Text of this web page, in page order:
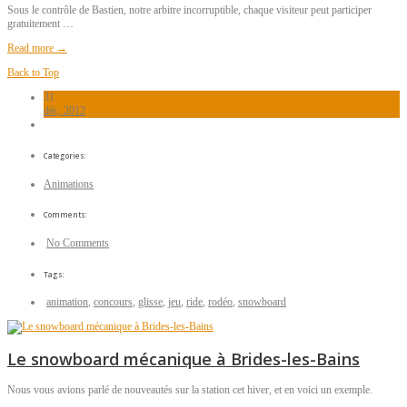
Sous le contrôle de Bastien, notre arbitre incorruptible, chaque visiteur peut participer
gratuitement …
Read more →
Back to Top
31
déc, 2012
Categories:
Animations
Comments:
No Comments
Tags:
animation, concours, glisse, jeu, ride, rodéo, snowboard
Le snowboard mécanique à Brides-les-Bains
Nous vous avions parlé de nouveautés sur la station cet hiver, et en voici un exemple.